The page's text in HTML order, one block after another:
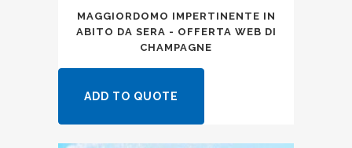
MAGGIORDOMO IMPERTINENTE IN
ABITO DA SERA - OFFERTA WEB DI
CHAMPAGNE
ADD TO QUOTE